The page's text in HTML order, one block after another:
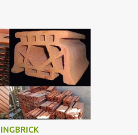
Kami
bidang
Banyak
dari bahan
maupun jasa
dengan kualitas
Group Indonesia
dan
Dak Keraton
Yogyakarta Solo
Tegal
Cilacap
Klaten